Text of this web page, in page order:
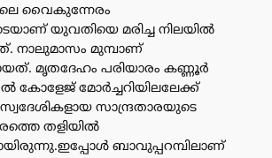
വൈകുന്നേരം
യുവതിയെ മരിച്ച നിലയില്‍
നാലുമാസം മുമ്പാണ്
മൃതദേഹം പരിയാരം കണ്ണൂര്‍
കോളേജ് മോര്‍ച്ചറിയിലലേക്ക്
സ്വദേശികളായ സാന്ദ്രതാരയുടെ
തളിയില്‍
ബാവുപ്പറമ്പിലാണ്